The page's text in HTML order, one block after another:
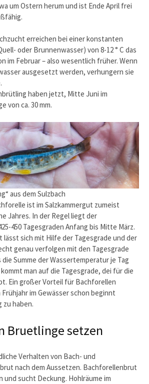
um Ostern herum und ist Ende April frei
erreichen bei einer konstanten
oder Brunnenwasser) von 8-12 ° C das
im Februar – also wesentlich früher. Wenn
ausgesetzt werden, verhungern sie
haben jetzt, Mitte Juni im
von ca. 30 mm.
aus dem Sulzbach
ist im Salzkammergut zumeist
Jahres. In der Regel liegt der
450 Tagesgraden Anfang bis Mitte März.
sich mit Hilfe der Tagesgrade und der
genau verfolgen mit den Tagesgrade
Summe der Wassertemperatur je Tag
man auf die Tagesgrade, dei für die
Ein großer Vorteil für Bachforellen
im Gewässer schon beginnt
zu haben.
Bruetlinge setzen
Verhalten von Bach- und
nach dem Aussetzen. Bachforellenbrut
sucht Deckung. Hohlräume im